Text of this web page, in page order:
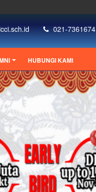
021-7361674
HUBUNGI KAMI